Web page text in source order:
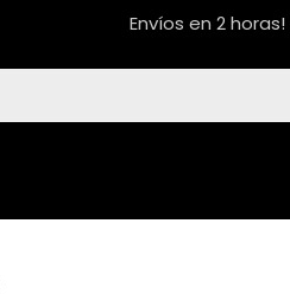
Envíos en 2 horas!